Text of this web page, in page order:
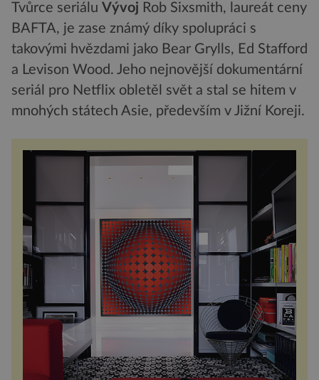
Tvůrce seriálu Vývoj Rob Sixsmith, laureát ceny
BAFTA, je zase známý díky spolupráci s
takovými hvězdami jako Bear Grylls, Ed Stafford
a Levison Wood. Jeho nejnovější dokumentární
seriál pro Netflix obletěl svět a stal se hitem v
mnohých státech Asie, především v Jižní Koreji.